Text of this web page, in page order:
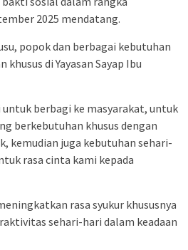
2025 mendatang.
popok dan berbagai kebutuhan
di Yayasan Sayap Ibu
berbagi ke masyarakat, untuk
berkebutuhan khusus dengan
kemudian juga kebutuhan sehari-
rasa cinta kami kepada
rasa syukur khususnya
sehari-hari dalam keadaan